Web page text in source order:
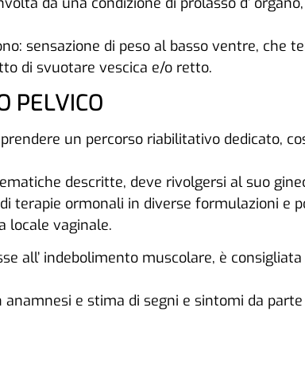
sensazione di peso al basso ventre, che
di svuotare vescica e/o retto.
PELVICO
un percorso riabilitativo dedicato,
descritte, deve rivolgersi al suo
terapie ormonali in diverse formulazioni e
locale vaginale.
all’ indebolimento muscolare, è
e stima di segni e sintomi da